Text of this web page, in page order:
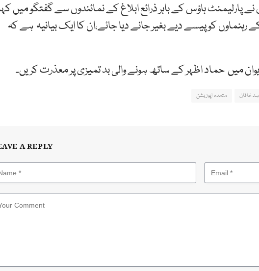
نے پارلیمنٹ ہاؤس کے باہر ذرائع ابلاغ کے نمائندوں سے گفتگو میں
کو پیسے دیے بغیر جانے دیا جائے،ان کا ایک بیانیہ ہے کہ
میں حماد اظہر کے ساتھ ہونے والی بد تمیزی پر معذرت کریں۔
خاقان متحدہ اپوزیشن
A REPLY